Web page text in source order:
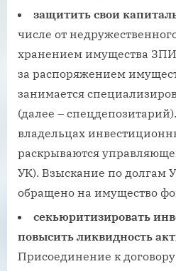
защитить свои
числе от
хранением имущества
за распоряжением
занимается
(далее –
владельцах
раскрываются
УК). Взыскание по долгам
обращено на имущество
секьюритизировать
повысить ликвидность
Присоединение к